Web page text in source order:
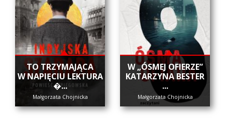
​TO TRZYMAJĄCA
W NAPIĘCIU LEKTURA
�...
Małgorzata Chojnicka
W „ÓSMEJ OFIERZE”
KATARZYNA BESTER
...
Małgorzata Chojnicka